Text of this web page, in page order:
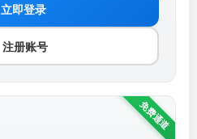
立即登录
注册账号